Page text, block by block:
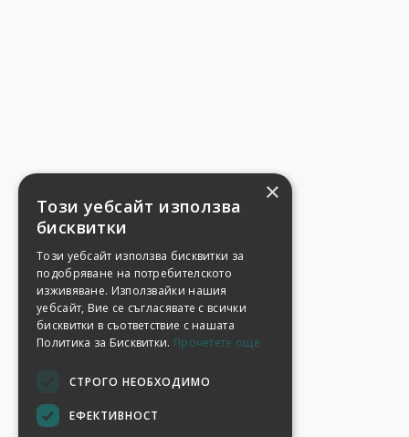
×
Този уебсайт използва
бисквитки
Този уебсайт използва бисквитки за
подобряване на потребителското
изживяване. Използвайки нашия
уебсайт, Вие се съгласявате с всички
бисквитки в съответствие с нашата
Политика за Бисквитки. Прочетете още
СТРОГО НЕОБХОДИМО
ЕФЕКТИВНОСТ